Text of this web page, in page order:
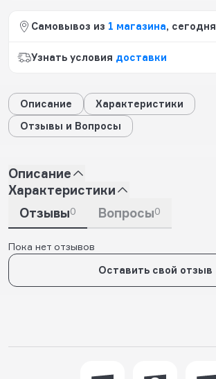
Самовывоз из 1 магазина, сегодня
Узнать условия доставки
Описание
Характеристики
Отзывы и Вопросы
Описание
Характеристики
Отзывы0 Вопросы0
Пока нет отзывов
Оставить свой отзыв